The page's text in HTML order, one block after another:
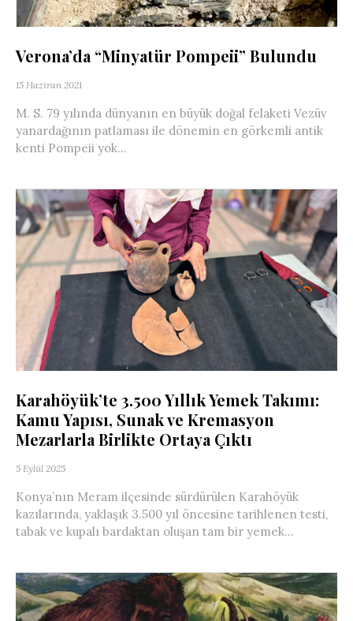
Verona’da “Minyatür Pompeii” Bulundu
15 Haziran 2021
M. S. 79 yılında dünyanın en büyük doğal felaketi Vezüv
yanardağının patlaması ile dönemin en görkemli antik
kenti Pompeii yok...
Karahöyük’te 3.500 Yıllık Yemek Takımı:
Kamu Yapısı, Sunak ve Kremasyon
Mezarlarla Birlikte Ortaya Çıktı
5 Eylül 2025
Konya’nın Meram ilçesinde sürdürülen Karahöyük
kazılarında, yaklaşık 3.500 yıl öncesine tarihlenen testi,
tabak ve kupalı bardaktan oluşan tam bir yemek...